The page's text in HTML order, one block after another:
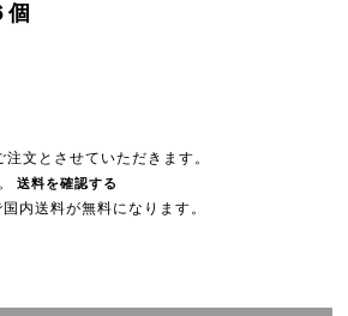
文とさせていただきます。
送料を確認する
内送料が無料になります。